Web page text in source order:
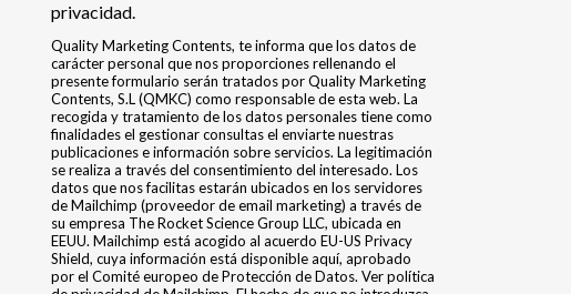
privacidad.
Quality Marketing Contents, te informa que los datos de
carácter personal que nos proporciones rellenando el
presente formulario serán tratados por Quality Marketing
Contents, S.L (QMKC) como responsable de esta web. La
recogida y tratamiento de los datos personales tiene como
finalidades el gestionar consultas el enviarte nuestras
publicaciones e información sobre servicios. La legitimación
se realiza a través del consentimiento del interesado. Los
datos que nos facilitas estarán ubicados en los servidores
de Mailchimp (proveedor de email marketing) a través de
su empresa The Rocket Science Group LLC, ubicada en
EEUU. Mailchimp está acogido al acuerdo EU-US Privacy
Shield, cuya información está disponible aquí, aprobado
por el Comité europeo de Protección de Datos. Ver política